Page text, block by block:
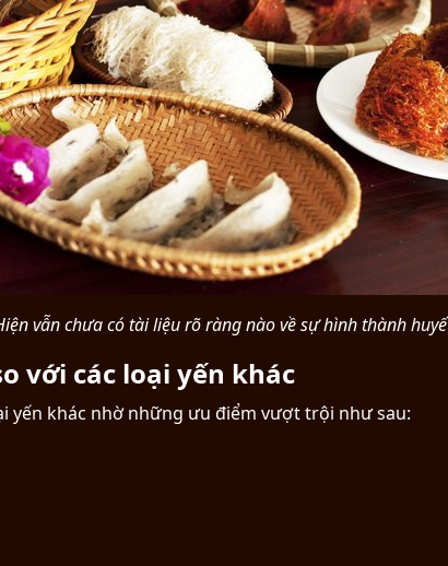
vẫn chưa có tài liệu rõ ràng nào về sự hình thành
với các loại yến khác
yến khác nhờ những ưu điểm vượt trội như sau: